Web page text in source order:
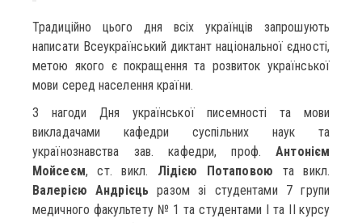
Традиційно цього дня всіх українців запрошують
написати Всеукраїнський диктант національної єдності,
метою якого є покращення та розвиток української
мови серед населення країни.
З нагоди Дня української писемності та мови
викладачами кафедри суспільних наук та
українознавства зав. кафедри, проф. Антонієм
Мойсеєм, ст. викл. Лідією Потаповою та викл.
Валерією Андрієцьразом зі студентами 7 групи
медичного факультету № 1 та студентами І та ІІ курсу